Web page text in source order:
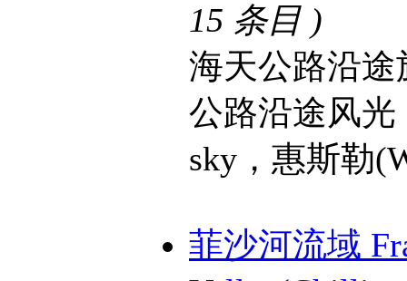
15 条目 )
海天公路沿
公路沿途风光
sky，惠斯勒
菲沙河流域